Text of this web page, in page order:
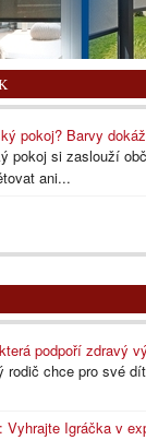
pokoj? Barvy
pokoj si zaslouží
ani...
podpoří zdravý
rodič chce pro své
Vyhrajte Igráčka v